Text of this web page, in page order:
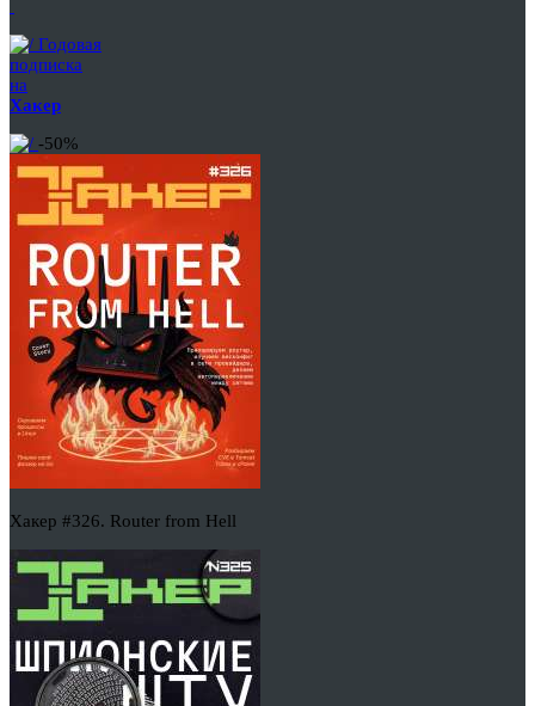
Годовая
подписка
на
Хакер
-50%
Хакер #326. Router from Hell